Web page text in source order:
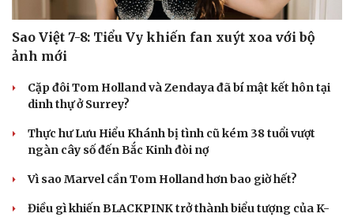
Sao Việt 7-8: Tiểu Vy khiến fan xuýt xoa với bộ
ảnh mới
Cặp đôi Tom Holland và Zendaya đã bí mật kết hôn tại
dinh thự ở Surrey?
Thực hư Lưu Hiểu Khánh bị tình cũ kém 38 tuổi vượt
ngàn cây số đến Bắc Kinh đòi nợ
Vì sao Marvel cần Tom Holland hơn bao giờ hết?
Điều gì khiến BLACKPINK trở thành biểu tượng của K-